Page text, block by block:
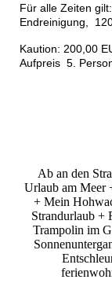
Für alle Zeiten
Endreinigung,
Kaution: 200,00
Aufpreis 5.
Ab an den
Urlaub am Meer
+ Mein
Strandurlaub +
Trampolin im